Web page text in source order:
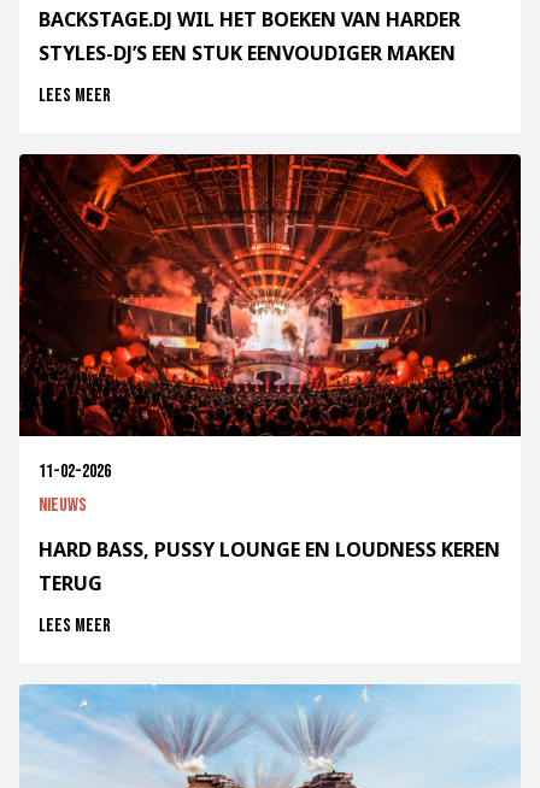
BACKSTAGE.DJ WIL HET BOEKEN VAN HARDER
STYLES-DJ’S EEN STUK EENVOUDIGER MAKEN
Lees meer
11-02-2026
Nieuws
HARD BASS, PUSSY LOUNGE EN LOUDNESS KEREN
TERUG
Lees meer